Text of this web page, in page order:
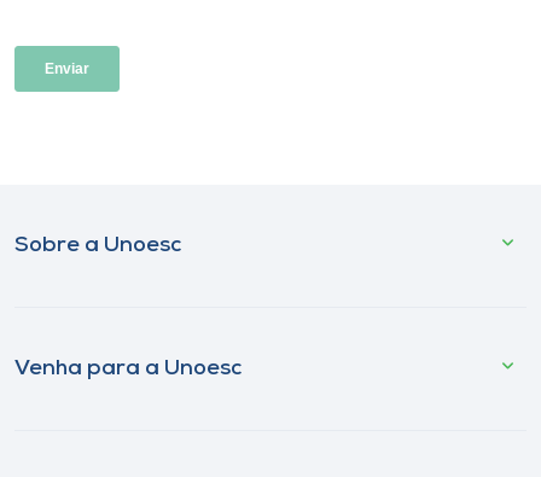
Sobre a Unoesc
Venha para a Unoesc